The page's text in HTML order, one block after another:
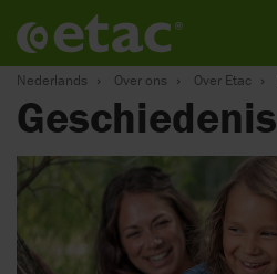
Nederlands Over ons Over Etac
Geschiedenis